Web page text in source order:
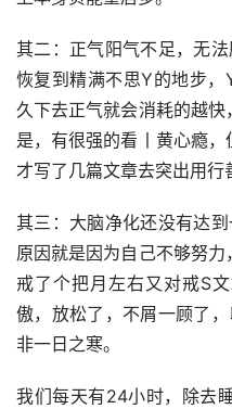
其二：正气阳气不足，无
恢复到精满不思Y的地步
久下去正气就会消耗的越
是，有很强的看丨黄心瘾
才写了几篇文章去突出用行
其三：大脑净化还没有达
原因就是因为自己不够努力
戒了个把月左右又对戒S
傲，放松了，不屑一顾了
非一日之寒。
我们每天有24小时，除去